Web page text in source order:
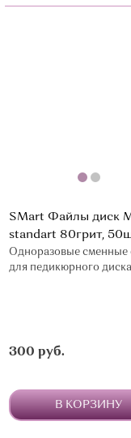
SMart Файлы диск
standart 80грит,
Одноразовые сменные
для педикюрного диска
300 руб.
В КОРЗИНУ